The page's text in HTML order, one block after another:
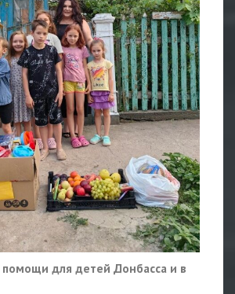
для детей Донбасса и в